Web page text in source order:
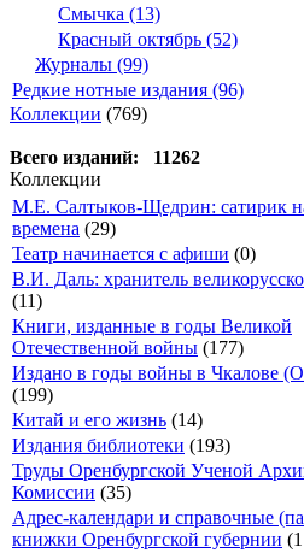
Смычка (13)
Красный октябрь (52)
Журналы (99)
Редкие нотные издания (96)
Коллекции (769)
Всего изданий: 11262
Коллекции
М.Е. Салтыков-Щедрин: сатирик
времена (29)
Театр начинается с афиши (0)
В.И. Даль: хранитель
(11)
Книги, изданные в годы Великой
Отечественной войны (177)
Издано в годы войны в Чкалове
(199)
Китай и его жизнь (14)
Издания библиотеки (193)
Труды Оренбургской Ученой
Комиссии (35)
Адрес-календари и справочные
книжки Оренбургской губернии